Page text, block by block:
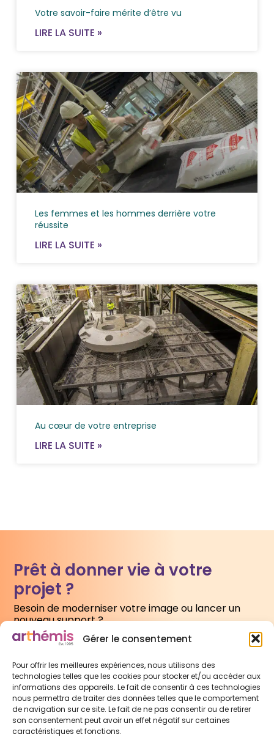
Gérer le consentement
Pour offrir les meilleures expériences, nous utilisons des
technologies telles que les cookies pour stocker et/ou accéder aux
informations des appareils. Le fait de consentir à ces technologies
nous permettra de traiter des données telles que le comportement
de navigation sur ce site. Le fait de ne pas consentir ou de retirer
son consentement peut avoir un effet négatif sur certaines
caractéristiques et fonctions.
Votre savoir-faire mérite d’être vu
LIRE LA SUITE »
Les femmes et les hommes derrière votre
réussite
LIRE LA SUITE »
Au cœur de votre entreprise
LIRE LA SUITE »
Prêt à donner vie à votre
projet ?
Besoin de moderniser votre image ou lancer un
nouveau support ?